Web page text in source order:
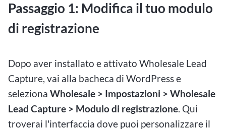
Passaggio 1: Modifica il tuo modulo
di registrazione
Dopo aver installato e attivato Wholesale Lead
Capture, vai alla bacheca di WordPress e
seleziona Wholesale > Impostazioni > Wholesale
Lead Capture > Modulo di registrazione. Qui
troverai l'interfaccia dove puoi personalizzare il